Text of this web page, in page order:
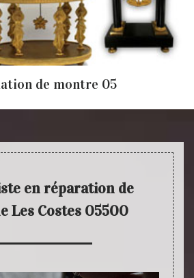
de montre 05
en réparation de
Les Costes 05500